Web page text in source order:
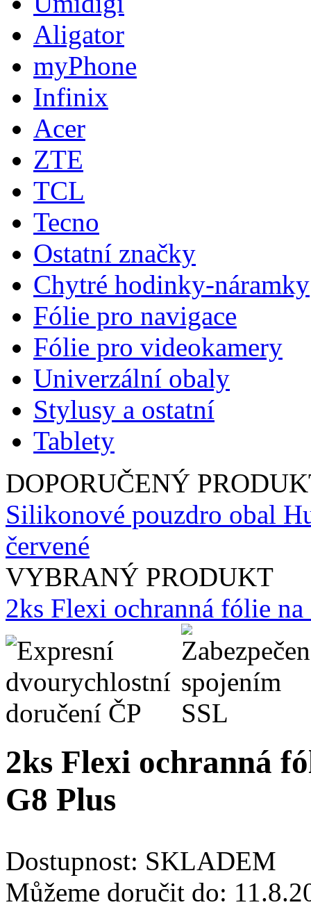
Aligator
myPhone
Infinix
Acer
ZTE
TCL
Tecno
Ostatní značky
Chytré hodinky-náramky
Fólie pro navigace
Fólie pro videokamery
Univerzální obaly
Stylusy a ostatní
Tablety
DOPORUČENÝ
Silikonové pouzdro obal
červené
VYBRANÝ PRODUKT
2ks Flexi ochranná fólie
2ks Flexi ochranná
G8 Plus
Dostupnost: SKLADEM
Můžeme doručit do: